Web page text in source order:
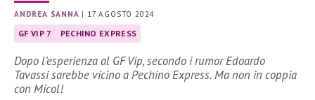
ANDREA SANNA | 17 AGOSTO 2024
GF VIP 7 PECHINO EXPRESS
Dopo l’esperienza al GF Vip, secondo i rumor Edoardo
Tavassi sarebbe vicino a Pechino Express. Ma non in coppia
con Micol!